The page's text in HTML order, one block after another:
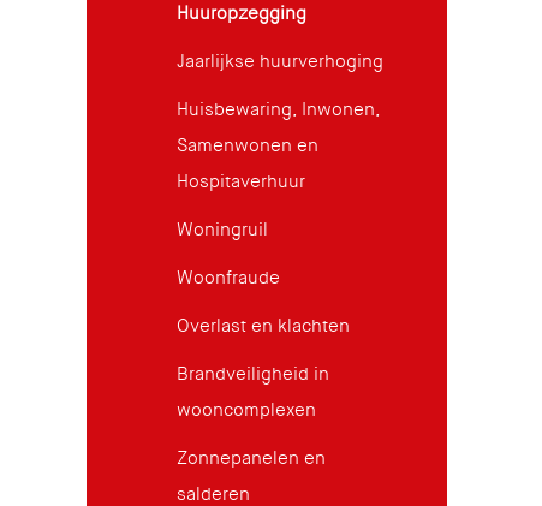
Huuropzegging
Jaarlijkse huurverhoging
Huisbewaring, Inwonen,
Samenwonen en
Hospitaverhuur
Woningruil
Woonfraude
Overlast en klachten
Brandveiligheid in
wooncomplexen
Zonnepanelen en
salderen